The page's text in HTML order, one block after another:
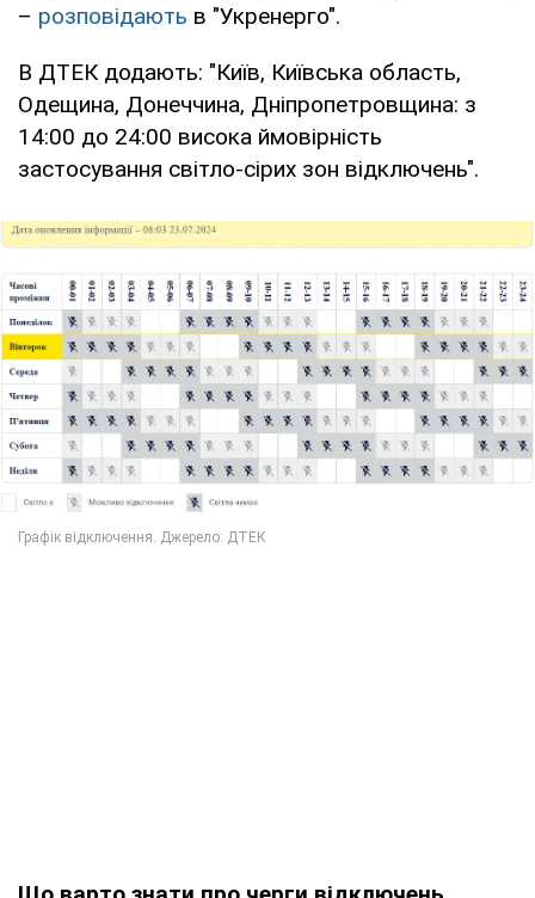
– розповідають в "Укренерго".
В ДТЕК додають: "Київ, Київська область,
Одещина, Донеччина, Дніпропетровщина: з
14:00 до 24:00 висока ймовірність
застосування світло-сірих зон відключень".